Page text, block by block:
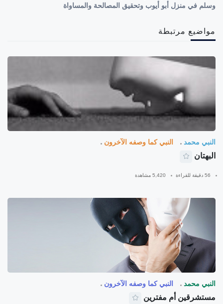
وسلم في منزل أبو أيوب وتحقيق المصالحة والمساواة
مواضيع مرتبطة
النبي محمد النبي كما وصفه الآخرون
البهتان
56 دقيقة للقراءة 5,420 مشاهدة
النبي محمد النبي كما وصفه الآخرون
مستشرقين أم مفترين